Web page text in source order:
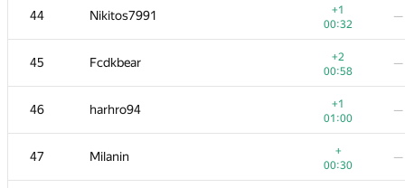
44 Nikitos7991
+1
00:32
—
45 Fcdkbear
+2
00:58
—
46 harhro94
+1
01:00
—
47 Milanin
+
00:30
—
27 archbayleef —
28-29 mayorov.m.a
−1
01:18
28-29 qwerty787788 —
30 Dmytro
01:19